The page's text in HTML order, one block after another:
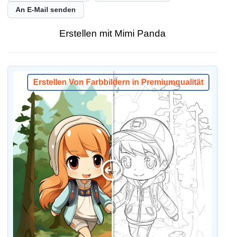
An E-Mail senden
Erstellen mit Mimi Panda
Erstellen Von Farbbildern in Premiumqualität